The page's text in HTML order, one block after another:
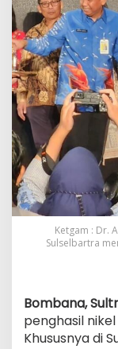
Ketgam : Dr.
Sulselbartra
Bombana,
penghasil
Khususnya di